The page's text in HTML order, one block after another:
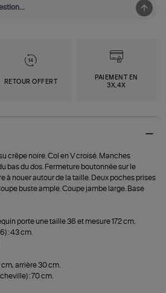
RETOUR OFFERT
PAIEMENT EN
3X,4X
crêpe noire. Col en V croisé. Manches
bas du dos. Fermeture boutonnée sur le
à nouer autour de la taille. Deux poches prises
buste ample. Coupe jambe large. Base
porte une taille 36 et mesure 172 cm.
: 43 cm.
arrière 30 cm.
: 70 cm.